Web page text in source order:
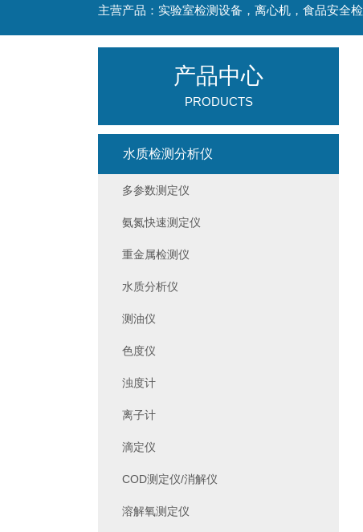
产品中心
PRODUCTS
水质检测分析仪
多参数测定仪
氨氮快速测定仪
重金属检测仪
水质分析仪
测油仪
色度仪
浊度计
离子计
滴定仪
COD测定仪/消解仪
溶解氧测定仪